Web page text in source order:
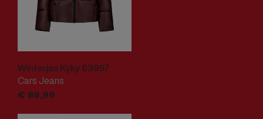
Winterjas Kyky 63957
Cars Jeans
€ 89,99